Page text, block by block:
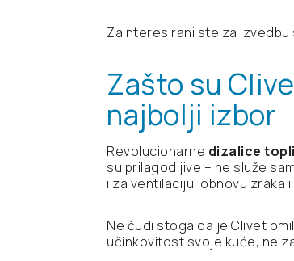
Zainteresirani ste za izvedbu
Zašto su
najbolji izbor
Revolucionarne dizalice
su prilagodljive – ne služe
i za ventilaciju, obnovu zraka
Ne čudi stoga da je Clivet
učinkovitost svoje kuće, ne